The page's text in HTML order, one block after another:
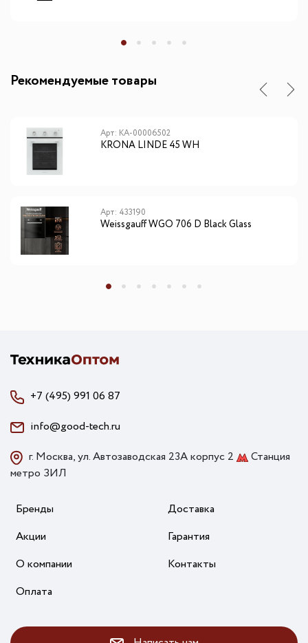
Рекомендуемые товары
Арт: КА-00006502
KRONA LINDE 45 WH
Арт: 433190
Weissgauff WGO 706 D Black Glass
+7 (495) 991 06 87
info@good-tech.ru
г. Москва, ул. Автозаводская 23А корпус 2
Станция
метро ЗИЛ
Бренды
Акции
О компании
Оплата
Доставка
Гарантия
Контакты